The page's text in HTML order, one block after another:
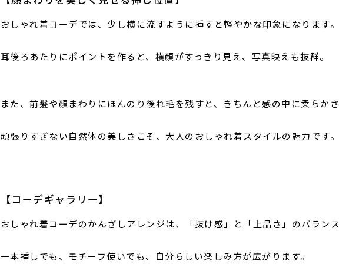
おしゃれ着コーデでは、少し横に流すように挿すと軽やかな印象になります。
耳後ろあたりにポイントを作ると、横顔がすっきり見え、写真映えも抜群。
また、前髪や顔まわりにほんのり後れ毛を残すと、きちんと感の中に柔らかさ
頑張りすぎない自然体の美しさこそ、大人のおしゃれ着スタイルの魅力です。
【コーデギャラリー】
おしゃれ着コーデのかんざしアレンジは、「抜け感」と「上品さ」のバランス
一本挿しでも、モチーフ使いでも、自分らしい楽しみ方が広がります。